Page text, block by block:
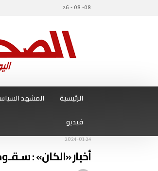
08- 08 - 26
الرئيسية المشهد
فيديو
2024-01-24
أخبار «الكان» :